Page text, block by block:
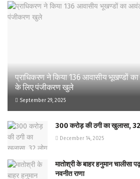
प्राधिकरण ने किया 136 आवासीय भूखण्डों
के लिए पंजीकरण खुले
September 29, 2025
300 करोड़ की ठगी का खुलासा,
December 14, 2025
मातोश्री के बाहर हनुमान चालीसा
नवनीत राणा